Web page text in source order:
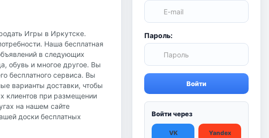
Игры в Иркутске.
Наша бесплатная
в следующих
обувь и многое другое. Вы
бесплатного сервиса. Вы
варианты доставки, чтобы
клиентов при размещении
на нашем сайте
доски бесплатных
Пароль:
Войти
Войти через
VK Yandex